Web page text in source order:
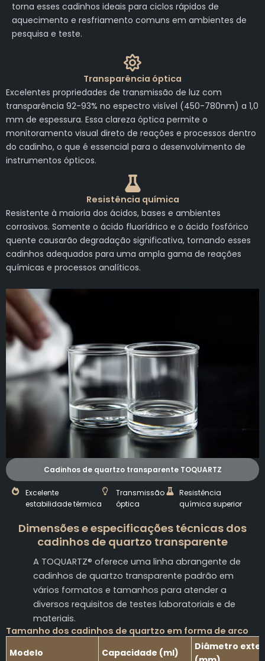
torna esses cadinhos ideais para ciclos rápidos de
aquecimento e resfriamento comuns em ambientes de
pesquisa e teste.
Transparência óptica
Excelentes propriedades de transmissão de luz com
transparência 92-93% no espectro visível (450-780nm) a 1,0
mm de espessura. Essa clareza óptica permite o
monitoramento visual direto de reações e processos dentro
do cadinho, o que é essencial para o desenvolvimento de
instrumentos ópticos.
Resistência química
Resistente à maioria dos ácidos, bases e ambientes
corrosivos. Somente o ácido fluorídrico e o ácido fosfórico
quente causarão degradação significativa, tornando esses
cadinhos adequados para uma ampla gama de reações
químicas e processos analíticos.
Cadinhos de quartzo transparente TOQUARTZ
Excelente
estabilidade térmica
Transmissão
óptica
Resistência
química superior
Dimensões e especificações técnicas dos
cadinhos de quartzo transparente
A TOQUARTZ® oferece uma linha abrangente de
cadinhos de quartzo transparente padrão em
vários formatos e tamanhos para atender a
diversos requisitos de testes laboratoriais e de
materiais.
Tamanho dos cadinhos de quartzo em forma de arco
Modelo
Capacidade (ml)
Diâmetro